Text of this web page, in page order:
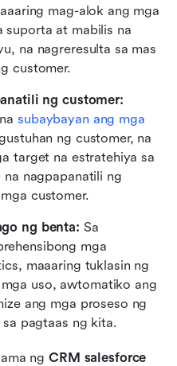
mag-alok ang mga
suporta at mabilis na
na nagreresulta sa mas
customer.
ng customer:
subaybayan ang mga
ng customer, na
target na estratehiya sa
nagpapanatili ng
customer.
ng benta: Sa
mga
maaaring tuklasin ng
uso, awtomatiko ang
ang mga proseso ng
pagtaas ng kita.
ng CRM salesforce